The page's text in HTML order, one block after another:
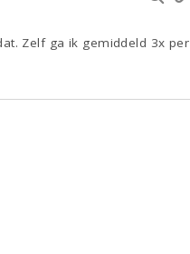
Zelf ga ik gemiddeld 3x per